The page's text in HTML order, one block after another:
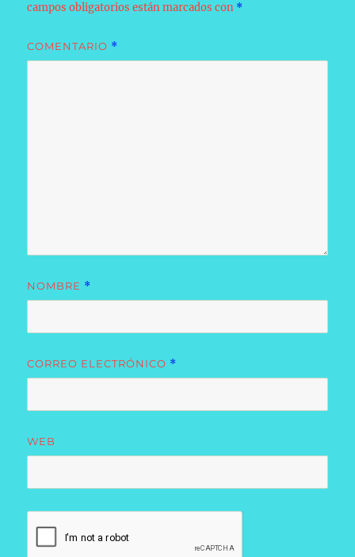
campos obligatorios están marcados con *
COMENTARIO *
NOMBRE *
CORREO ELECTRÓNICO *
WEB